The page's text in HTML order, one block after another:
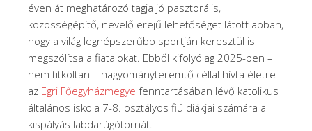
éven át meghatározó tagja jó pasztorális,
közösségépítő, nevelő erejű lehetőséget látott abban,
hogy a világ legnépszerűbb sportján keresztül is
megszólítsa a fiatalokat. Ebből kifolyólag 2025-ben –
nem titkoltan – hagyományteremtő céllal hívta életre
az Egri Főegyházmegye fenntartásában lévő katolikus
általános iskola 7-8. osztályos fiú diákjai számára a
kispályás labdarúgótornát.